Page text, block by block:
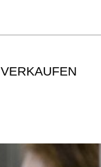
VERKAUFEN